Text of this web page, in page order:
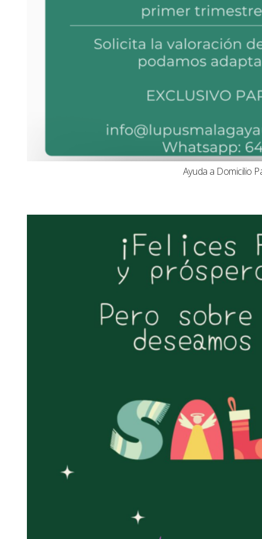
Ayuda a Domicilio